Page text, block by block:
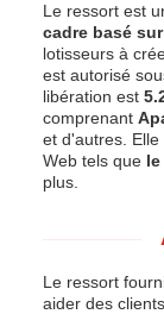
Le ressort est
cadre basé
lotisseurs à
est autorisé
libération est
comprenant
et d'autres.
Web tels que
plus.
Le ressort
aider des